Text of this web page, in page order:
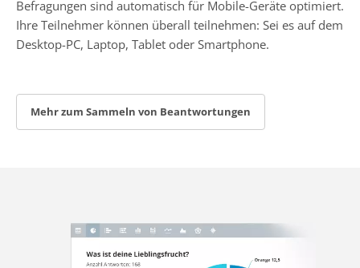
Befragungen sind automatisch für Mobile-Geräte optimiert.
Ihre Teilnehmer können überall teilnehmen: Sei es auf dem
Desktop-PC, Laptop, Tablet oder Smartphone.
Mehr zum Sammeln von Beantwortungen